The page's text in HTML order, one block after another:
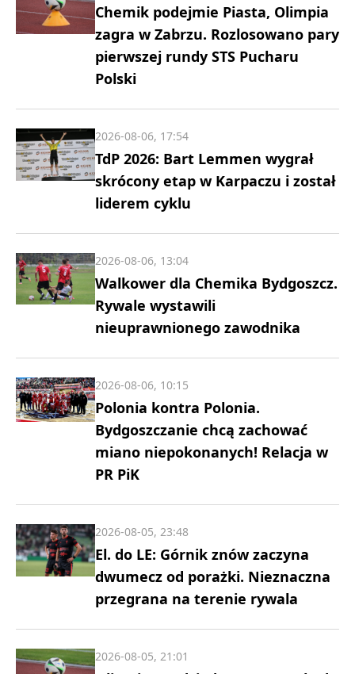
Chemik podejmie Piasta, Olimpia
zagra w Zabrzu. Rozlosowano pary
pierwszej rundy STS Pucharu
Polski
TdP 2026: Bart Lemmen wygrał
skrócony etap w Karpaczu i został
liderem cyklu
2026-08-06, 17:54
Walkower dla Chemika Bydgoszcz.
Rywale wystawili
nieuprawnionego zawodnika
2026-08-06, 13:04
Polonia kontra Polonia.
Bydgoszczanie chcą zachować
miano niepokonanych! Relacja w
PR PiK
2026-08-06, 10:15
El. do LE: Górnik znów zaczyna
dwumecz od porażki. Nieznaczna
przegrana na terenie rywala
2026-08-05, 23:48
2026-08-05, 21:01